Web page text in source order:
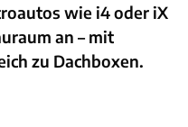
wie i4 oder iX
an – mit
zu Dachboxen.